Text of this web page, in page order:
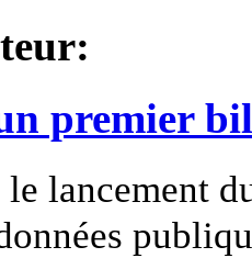
premier
lancement